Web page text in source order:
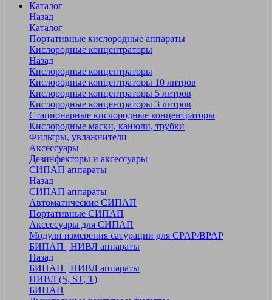
Каталог
Назад
Каталог
Портативные кислородные аппараты
Кислородные концентраторы
Назад
Кислородные концентраторы
Кислородные концентраторы 10 литров
Кислородные концентраторы 5 литров
Кислородные концентраторы 3 литров
Стационарные кислородные концентраторы
Кислородные маски, канюли, трубки
Фильтры, увлажнители
Аксессуары
Дезинфекторы и аксессуары
СИПАП аппараты
Назад
СИПАП аппараты
Автоматические СИПАП
Портативные СИПАП
Аксессуары для СИПАП
Модули измерения сатурации для CPAP/BPAP
БИПАП | НИВЛ аппараты
Назад
БИПАП | НИВЛ аппараты
НИВЛ (S, ST, T)
БИПАП